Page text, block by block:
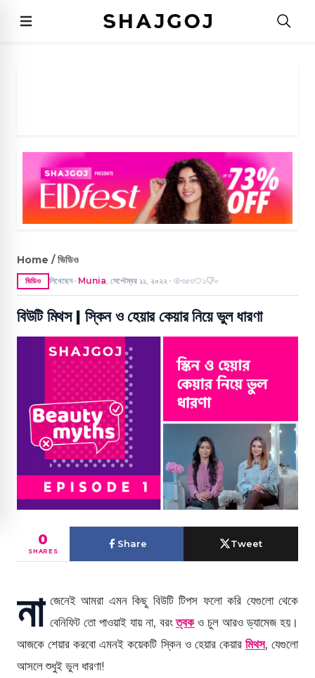
Home / ভিডিও
ভিডিও লিখেছেন ● Munia, সেপ্টেম্বর ১১, ২০২২ ● ৩৫৩ ১ ০
বিউটি মিথস | স্কিন ও হেয়ার কেয়ার নিয়ে ভুল ধারণা
0
SHARES
Share Tweet
না জেনেই আমরা এমন কিছু বিউটি টিপস ফলো করি যেগুলো থেকে
বেনিফিট তো পাওয়াই যায় না, বরংত্বকও চুল আরও ড্যামেজ হয়।
আজকে শেয়ার করবো এমনই কয়েকটি স্কিন ও হেয়ার কেয়ার মিথস, যেগুলো
আসলে শুধুই ভুল ধারণা!